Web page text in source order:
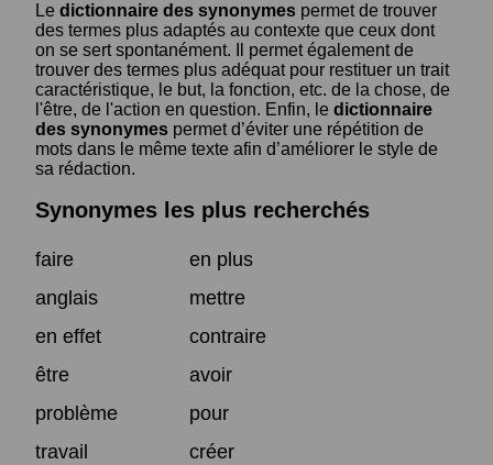
Le dictionnaire des synonymes permet de trouver
des termes plus adaptés au contexte que ceux dont
on se sert spontanément. Il permet également de
trouver des termes plus adéquat pour restituer un trait
caractéristique, le but, la fonction, etc. de la chose, de
l'être, de l'action en question. Enfin, le dictionnaire
des synonymes permet d’éviter une répétition de
mots dans le même texte afin d’améliorer le style de
sa rédaction.
Synonymes les plus recherchés
faire
en plus
anglais
mettre
en effet
contraire
être
avoir
problème
pour
travail
créer